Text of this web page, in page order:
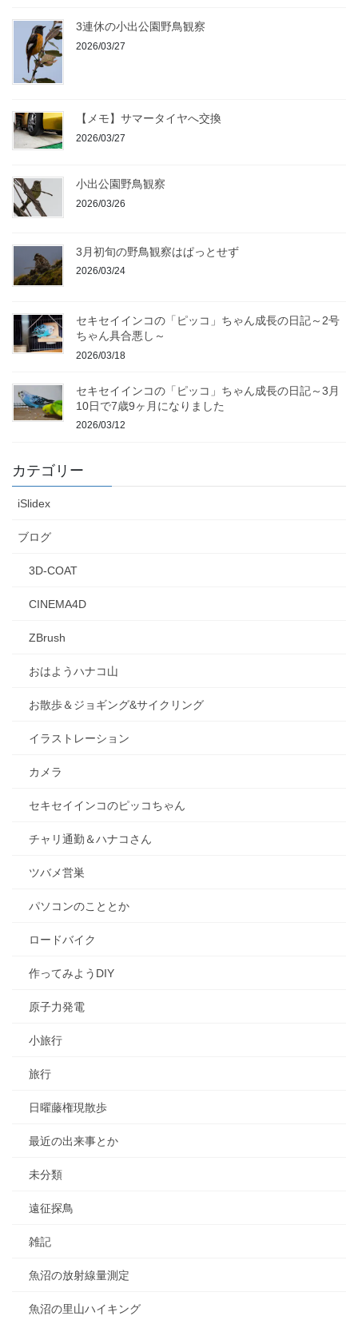
3連休の小出公園野鳥観察
2026/03/27
【メモ】サマータイヤへ交換
2026/03/27
小出公園野鳥観察
2026/03/26
3月初旬の野鳥観察はぱっとせず
2026/03/24
セキセイインコの「ピッコ」ちゃん成長の日記～2号
ちゃん具合悪し～
2026/03/18
セキセイインコの「ピッコ」ちゃん成長の日記～3月
10日で7歳9ヶ月になりました
2026/03/12
カテゴリー
iSlidex
ブログ
3D-COAT
CINEMA4D
ZBrush
おはようハナコ山
お散歩＆ジョギング&サイクリング
イラストレーション
カメラ
セキセイインコのピッコちゃん
チャリ通勤＆ハナコさん
ツバメ営巣
パソコンのこととか
ロードバイク
作ってみようDIY
原子力発電
小旅行
旅行
日曜藤権現散歩
最近の出来事とか
未分類
遠征探鳥
雑記
魚沼の放射線量測定
魚沼の里山ハイキング